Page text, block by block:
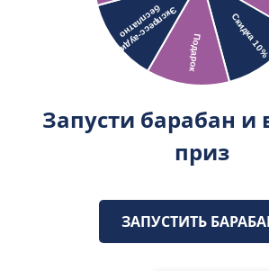
Запусти барабан и
приз
ЗАПУСТИТЬ